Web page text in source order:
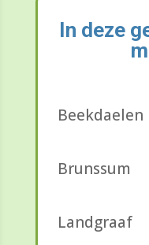
In deze
Beekdaelen
Brunssum
Landgraaf